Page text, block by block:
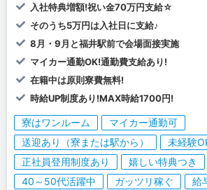
入社特典増額!祝い金70万円支給☆
そのうち5万円は入社日に支給♪
8月・9月と福井駅前で会場面接実施
マイカー通勤OK!通勤費支給あり!
在籍中は原則寮費無料!
時給UP制度あり!MAX時給1700円!
寮はワンルーム
マイカー通勤可
送迎あり（寮または駅から）
未経験
正社員登用制度あり
嬉しい特典つき
40～50代活躍中
ガッツリ稼ぐ
給